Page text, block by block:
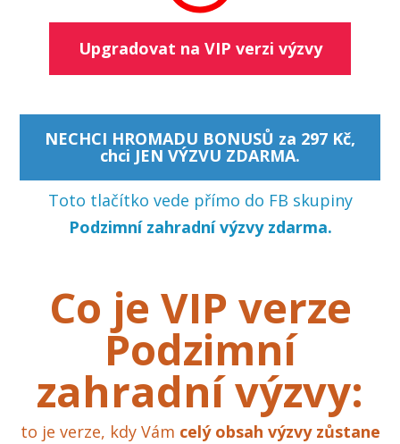
Upgradovat na VIP verzi výzvy
NECHCI HROMADU BONUSŮ za 297 Kč,
chci JEN VÝZVU ZDARMA.
Toto tlačítko vede přímo do FB skupiny
Podzimní zahradní výzvy zdarma.
Co je VIP verze
Podzimní
zahradní výzvy:
to je verze, kdy Vám celý obsah výzvy zůstane